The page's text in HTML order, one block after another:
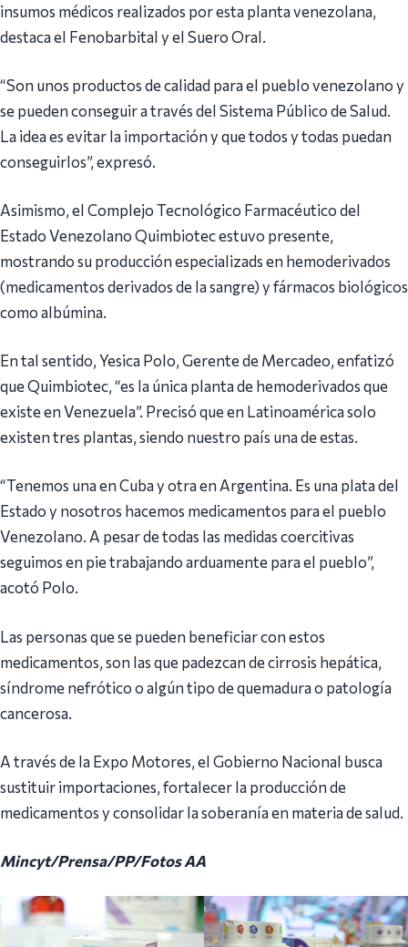
insumos médicos realizados por esta planta venezolana,
destaca el Fenobarbital y el Suero Oral.
“Son unos productos de calidad para el pueblo venezolano y
se pueden conseguir a través del Sistema Público de Salud.
La idea es evitar la importación y que todos y todas puedan
conseguirlos”, expresó.
Asimismo, el Complejo Tecnológico Farmacéutico del
Estado Venezolano Quimbiotec estuvo presente,
mostrando su producción especializads en hemoderivados
(medicamentos derivados de la sangre) y fármacos biológicos
como albúmina.
En tal sentido, Yesica Polo, Gerente de Mercadeo, enfatizó
que Quimbiotec, “es la única planta de hemoderivados que
existe en Venezuela”. Precisó que en Latinoamérica solo
existen tres plantas, siendo nuestro país una de estas.
“Tenemos una en Cuba y otra en Argentina. Es una plata del
Estado y nosotros hacemos medicamentos para el pueblo
Venezolano. A pesar de todas las medidas coercitivas
seguimos en pie trabajando arduamente para el pueblo”,
acotó Polo.
Las personas que se pueden beneficiar con estos
medicamentos, son las que padezcan de cirrosis hepática,
síndrome nefrótico o algún tipo de quemadura o patología
cancerosa.
A través de la Expo Motores, el Gobierno Nacional busca
sustituir importaciones, fortalecer la producción de
medicamentos y consolidar la soberanía en materia de salud.
Mincyt/Prensa/PP/Fotos AA